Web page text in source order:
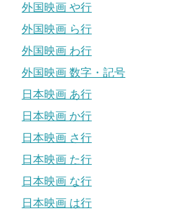
外国映画 や行
外国映画 ら行
外国映画 わ行
外国映画 数字・記号
日本映画 あ行
日本映画 か行
日本映画 さ行
日本映画 た行
日本映画 な行
日本映画 は行